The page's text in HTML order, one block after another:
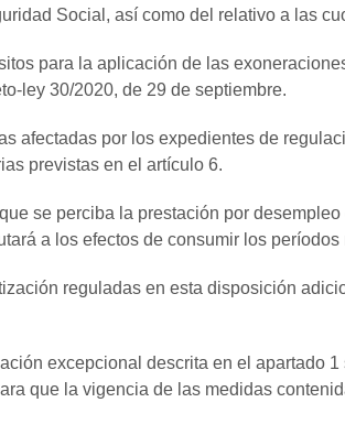
Social, así como del relativo a las
para la aplicación de las
ley 30/2020, de 29 de septiembre.
afectadas por los expedientes de
previstas en el artículo 6.
se perciba la prestación por
a los efectos de consumir los
reguladas en esta disposición
excepcional descrita en el apartado
que la vigencia de las medidas